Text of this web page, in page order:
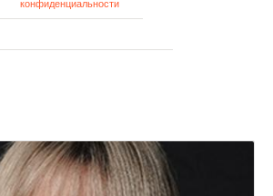
конфиденциальности